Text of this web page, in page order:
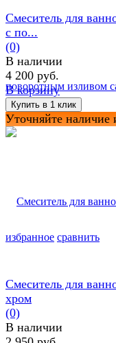
избранное сравнить
Смеситель для
с по...
(0)
В наличии
4 200 руб.
В корзину
Уточняйте наличие
Смеситель для
хром
(0)
В наличии